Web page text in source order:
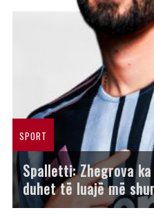
SPORT
Spalletti: Zhegrova
duhet të luajë më